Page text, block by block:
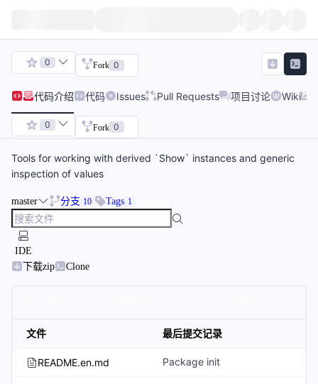
0 Fork 0
代码介绍 代码 Issues Pull Requests 项目讨论 Wiki
0 Fork 0
Tools for working with derived `Show` instances and generic
inspection of values
master 分支 10 Tags 1
IDE
下载zip
Clone
文件 最后提交记录
README.en.md Package init